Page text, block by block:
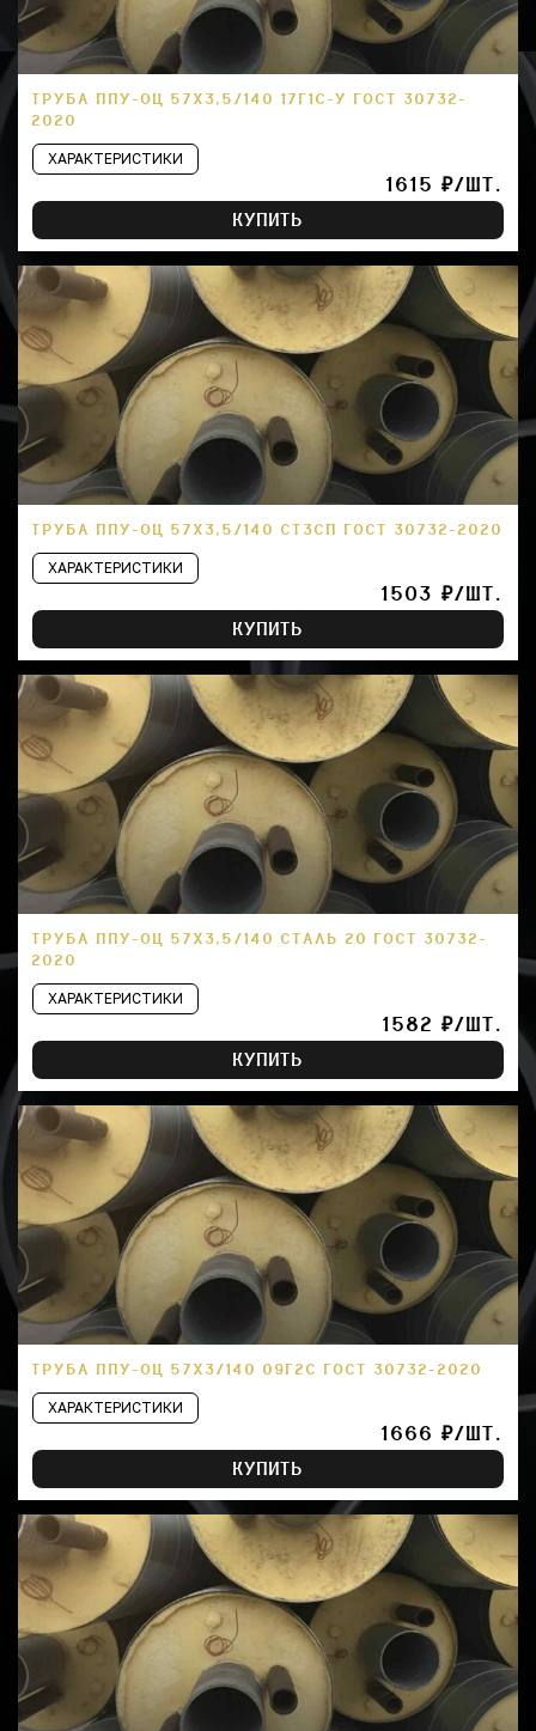
ТРУБА ППУ-ОЦ 57Х3,5/140 17Г1С-У ГОСТ 30732-
2020
ХАРАКТЕРИСТИКИ
1615 ₽/ШТ.
КУПИТЬ
ТРУБА ППУ-ОЦ 57Х3,5/140 СТ3СП ГОСТ 30732-2020
ХАРАКТЕРИСТИКИ
1503 ₽/ШТ.
КУПИТЬ
ТРУБА ППУ-ОЦ 57Х3,5/140 СТАЛЬ 20 ГОСТ 30732-
2020
ХАРАКТЕРИСТИКИ
1582 ₽/ШТ.
КУПИТЬ
ТРУБА ППУ-ОЦ 57Х3/140 09Г2С ГОСТ 30732-2020
ХАРАКТЕРИСТИКИ
1666 ₽/ШТ.
КУПИТЬ